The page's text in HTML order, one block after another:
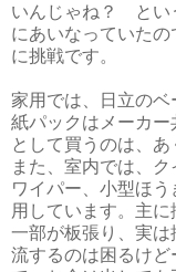
いんじゃね？ とい
にあいなっていた
に挑戦です。
家用では、日立の
紙パックはメーカー
として買うのは、あ
また、室内では、
ワイパー、小型ほ
用しています。主
一部が板張り、実
流するのは困るけ